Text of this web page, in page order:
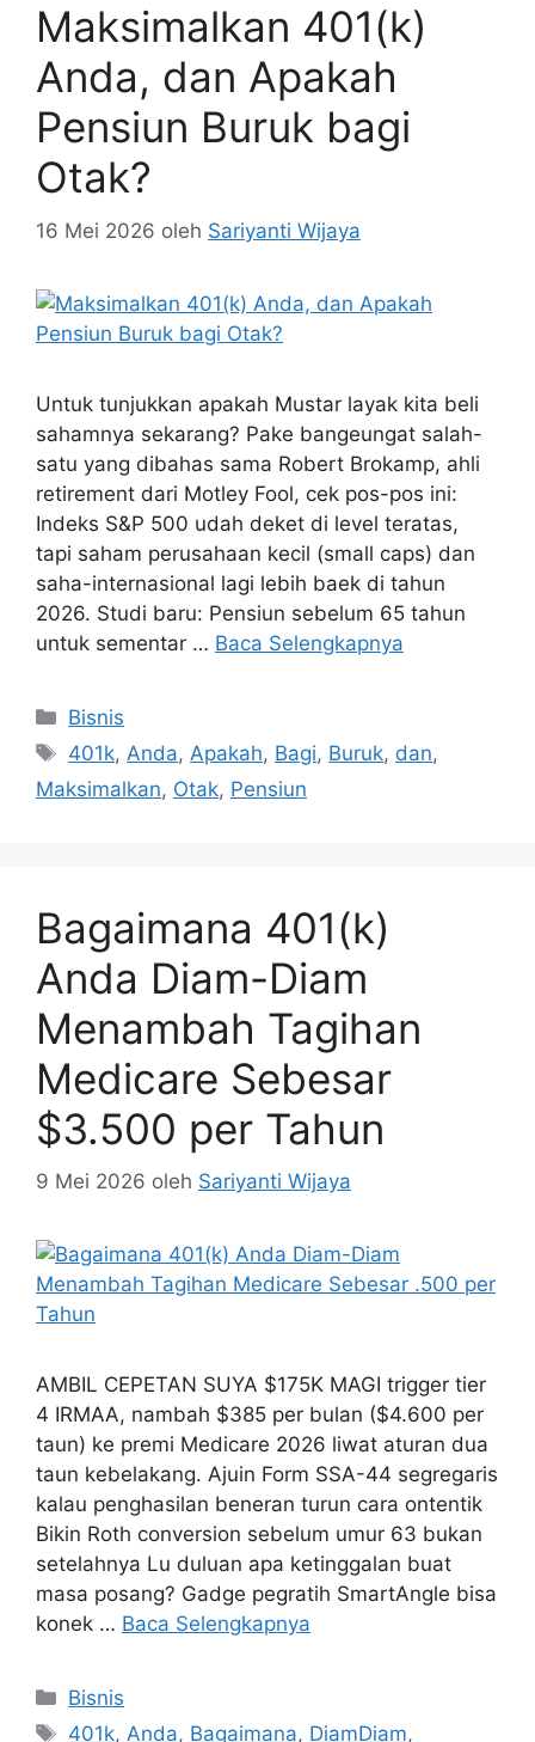
Maksimalkan 401(k)
Anda, dan Apakah
Pensiun Buruk bagi
Otak?
16 Mei 2026 oleh Sariyanti Wijaya
Untuk tunjukkan apakah Mustar layak kita beli
sahamnya sekarang? Pake bangeungat salah-
satu yang dibahas sama Robert Brokamp, ahli
retirement dari Motley Fool, cek pos-pos ini:
Indeks S&P 500 udah deket di level teratas,
tapi saham perusahaan kecil (small caps) dan
saha-internasional lagi lebih baek di tahun
2026. Studi baru: Pensiun sebelum 65 tahun
untuk sementar … Baca Selengkapnya
Kategori
Bisnis
Tag
401k, Anda, Apakah, Bagi, Buruk, dan,
Maksimalkan, Otak, Pensiun
Bagaimana 401(k)
Anda Diam-Diam
Menambah Tagihan
Medicare Sebesar
$3.500 per Tahun
9 Mei 2026 oleh Sariyanti Wijaya
AMBIL CEPETAN SUYA $175K MAGI trigger tier
4 IRMAA, nambah $385 per bulan ($4.600 per
taun) ke premi Medicare 2026 liwat aturan dua
taun kebelakang. Ajuin Form SSA-44 segregaris
kalau penghasilan beneran turun cara ontentik
Bikin Roth conversion sebelum umur 63 bukan
setelahnya Lu duluan apa ketinggalan buat
masa posang? Gadge pegratih SmartAngle bisa
konek … Baca Selengkapnya
Kategori
Bisnis
Tag
401k,Anda, Bagaimana, DiamDiam,